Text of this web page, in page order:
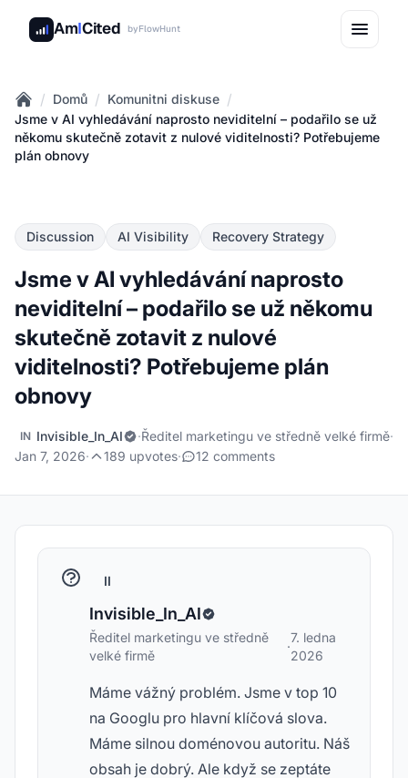
AmICited byFlowHunt
Home
/ Domů / Komunitni diskuse /
Jsme v AI vyhledávání naprosto neviditelní – podařilo se už
někomu skutečně zotavit z nulové viditelnosti? Potřebujeme
plán obnovy
Discussion AI Visibility Recovery Strategy
Jsme v AI vyhledávání naprosto
neviditelní – podařilo se už někomu
skutečně zotavit z nulové
viditelnosti? Potřebujeme plán
obnovy
IN Invisible_In_AI ·Ředitel marketingu ve středně velké firmě·
Jan 7, 2026· 189 upvotes· 12 comments
II
Invisible_In_AI
Ředitel marketingu ve středně
velké firmě
·
7. ledna
2026
Máme vážný problém. Jsme v top 10
na Googlu pro hlavní klíčová slova.
Máme silnou doménovou autoritu. Náš
obsah je dobrý. Ale když se zeptáte